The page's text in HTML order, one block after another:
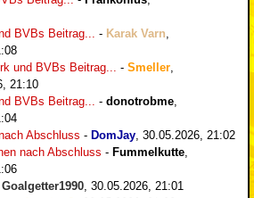
BVBs Beitrag...
- Karak Varn
und BVBs Beitrag...
- Smeller
21:10
BVBs Beitrag...
- donotrobme
Abschluss - DomJay 30.05.2026, 21:02
nach Abschluss - Fummelkutte
Goalgetter1990 30.05.2026, 21:01